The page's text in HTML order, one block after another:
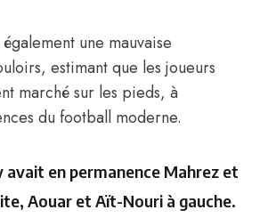
une mauvaise
estimant que les joueurs
marché sur les pieds, à
du football moderne.
avait en permanence Mahrez et
Aouar et Aït-Nouri à gauche.